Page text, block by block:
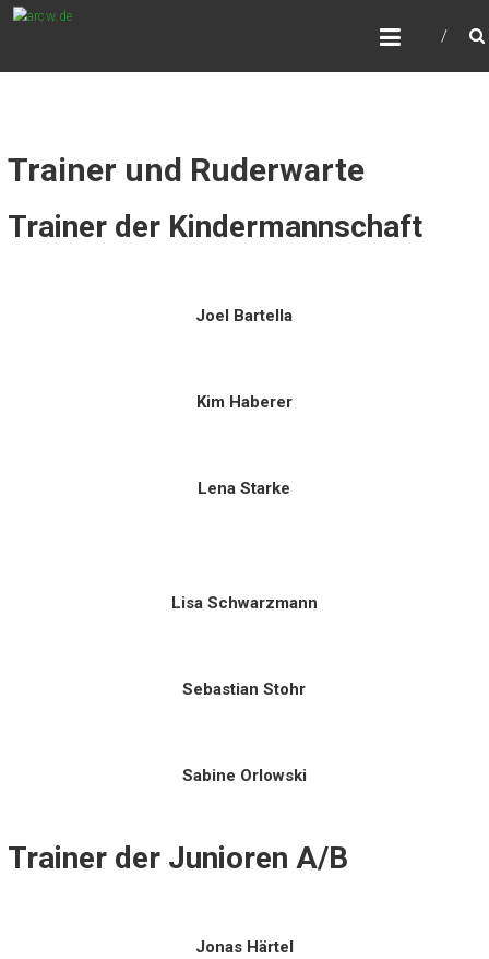
ZumARCW.DE
Trainer und Ruderwarte
Trainer der Kindermannschaft
Joel Bartella
Kim Haberer
Lena Starke
Lisa Schwarzmann
Sebastian Stohr
Sabine Orlowski
Trainer der Junioren A/B
Jonas Härtel